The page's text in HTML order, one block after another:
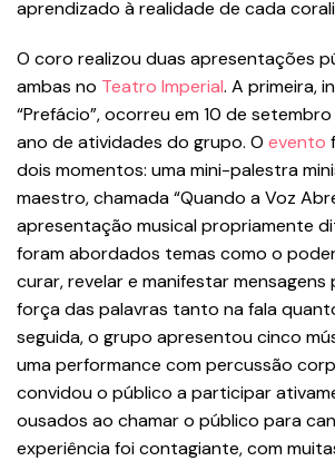
aprendizado à realidade de cada
O coro realizou duas apresentações
ambas no Teatro Imperial. A primeira,
“Prefácio”, ocorreu em 10 de
ano de atividades do grupo. O evento
dois momentos: uma mini-palestra
maestro, chamada “Quando a Voz
apresentação musical propriamente
foram abordados temas como o
curar, revelar e manifestar mensagens
força das palavras tanto na fala
seguida, o grupo apresentou cinco
uma performance com percussão
convidou o público a participar
ousados ao chamar o público para
experiência foi contagiante, com